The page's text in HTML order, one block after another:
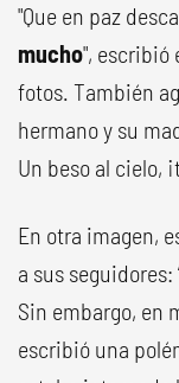
"Que en paz
mucho", escribió
fotos. También
hermano y su
Un beso al cielo,
En otra imagen,
a sus seguidores:
Sin embargo, en
escribió una